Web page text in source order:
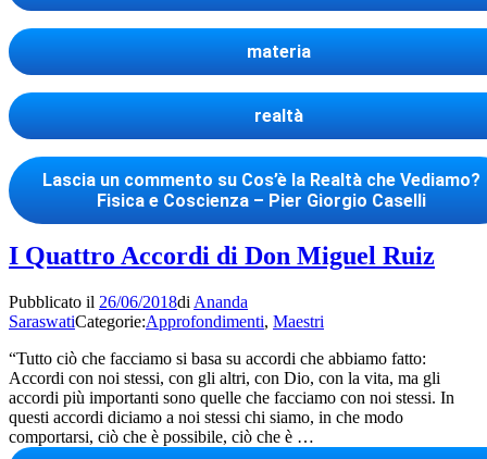
materia
realtà
Lascia un commento su Cos’è la Realtà che Vediamo?
Fisica e Coscienza – Pier Giorgio Caselli
I Quattro Accordi di Don Miguel Ruiz
Pubblicato il 26/06/2018di Ananda
SaraswatiCategorie:Approfondimenti, Maestri
“Tutto ciò che facciamo si basa su accordi che abbiamo fatto:
Accordi con noi stessi, con gli altri, con Dio, con la vita, ma gli
accordi più importanti sono quelle che facciamo con noi stessi. In
questi accordi diciamo a noi stessi chi siamo, in che modo
comportarsi, ciò che è possibile, ciò che è …